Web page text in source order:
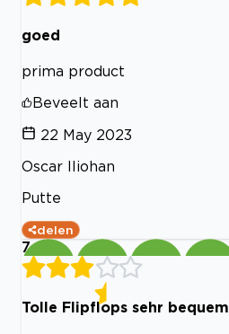
goed
prima product
Beveelt aan
22 May 2023
Oscar Iliohan
Putte
delen
7
Tolle Flipflops sehr bequem